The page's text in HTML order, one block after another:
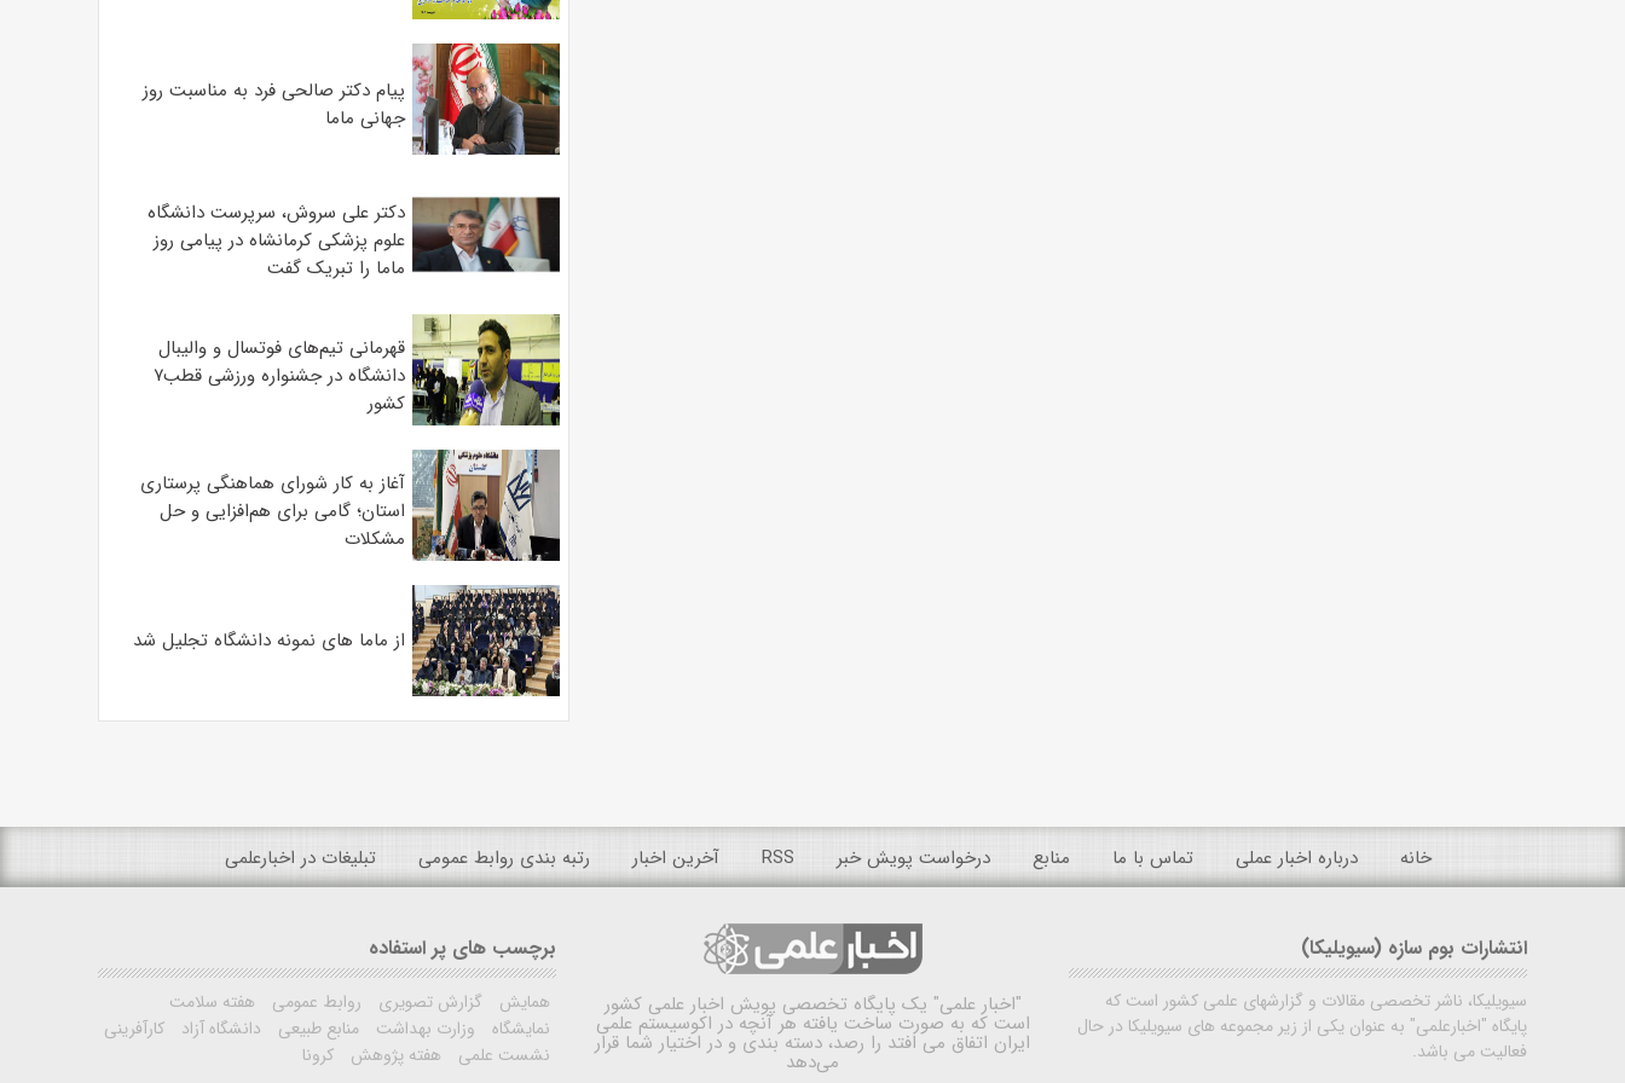
پیام دکتر صالحی فرد به مناسبت روز
جهانی ماما
دکتر علی سروش، سرپرست دانشگاه
علوم پزشکی کرمانشاه در پیامی روز
ماما را تبریک گفت
قهرمانی تیم‌های فوتسال و والیبال
دانشگاه در جشنواره ورزشی قطب۷
کشور
آغاز به کار شورای هماهنگی پرستاری
استان؛ گامی برای هم‌افزایی و حل
مشکلات
از ماما های نمونه دانشگاه تجلیل شد
خانه درباره اخبار عملی تماس با ما منابع درخواست پویش خبر RSS آخرین اخبار رتبه بندی روابط عمومی تبلیغات در اخبارعلمی
انتشارات بوم سازه (سیویلیکا)
سیویلیکا، ناشر تخصصی مقالات و گزارشهای علمی کشور است که
پایگاه "اخبارعلمی" به عنوان یکی از زیر مجموعه های سیویلیکا در حال
فعالیت می باشد.
"اخبار علمی" یک پایگاه تخصصی پویش اخبار علمی کشور
است که به صورت ساخت یافته هر آنچه در اکوسیستم علمی
ایران اتفاق می افتد را رصد، دسته بندی و در اختیار شما قرار
می‌دهد
برچسب های پر استفاده
همایش گزارش تصویری روابط عمومی
هفته سلامت
نمایشگاه
وزارت بهداشت منابع طبیعی دانشگاه آزاد
کارآفرینی
نشست علمی
هفته پژوهش کرونا